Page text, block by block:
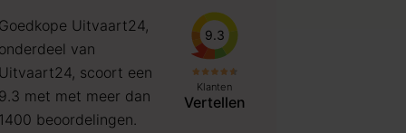
Uitvaart24,
van
scoort een
met met meer dan
beoordelingen.
9.3
Klanten
Vertellen